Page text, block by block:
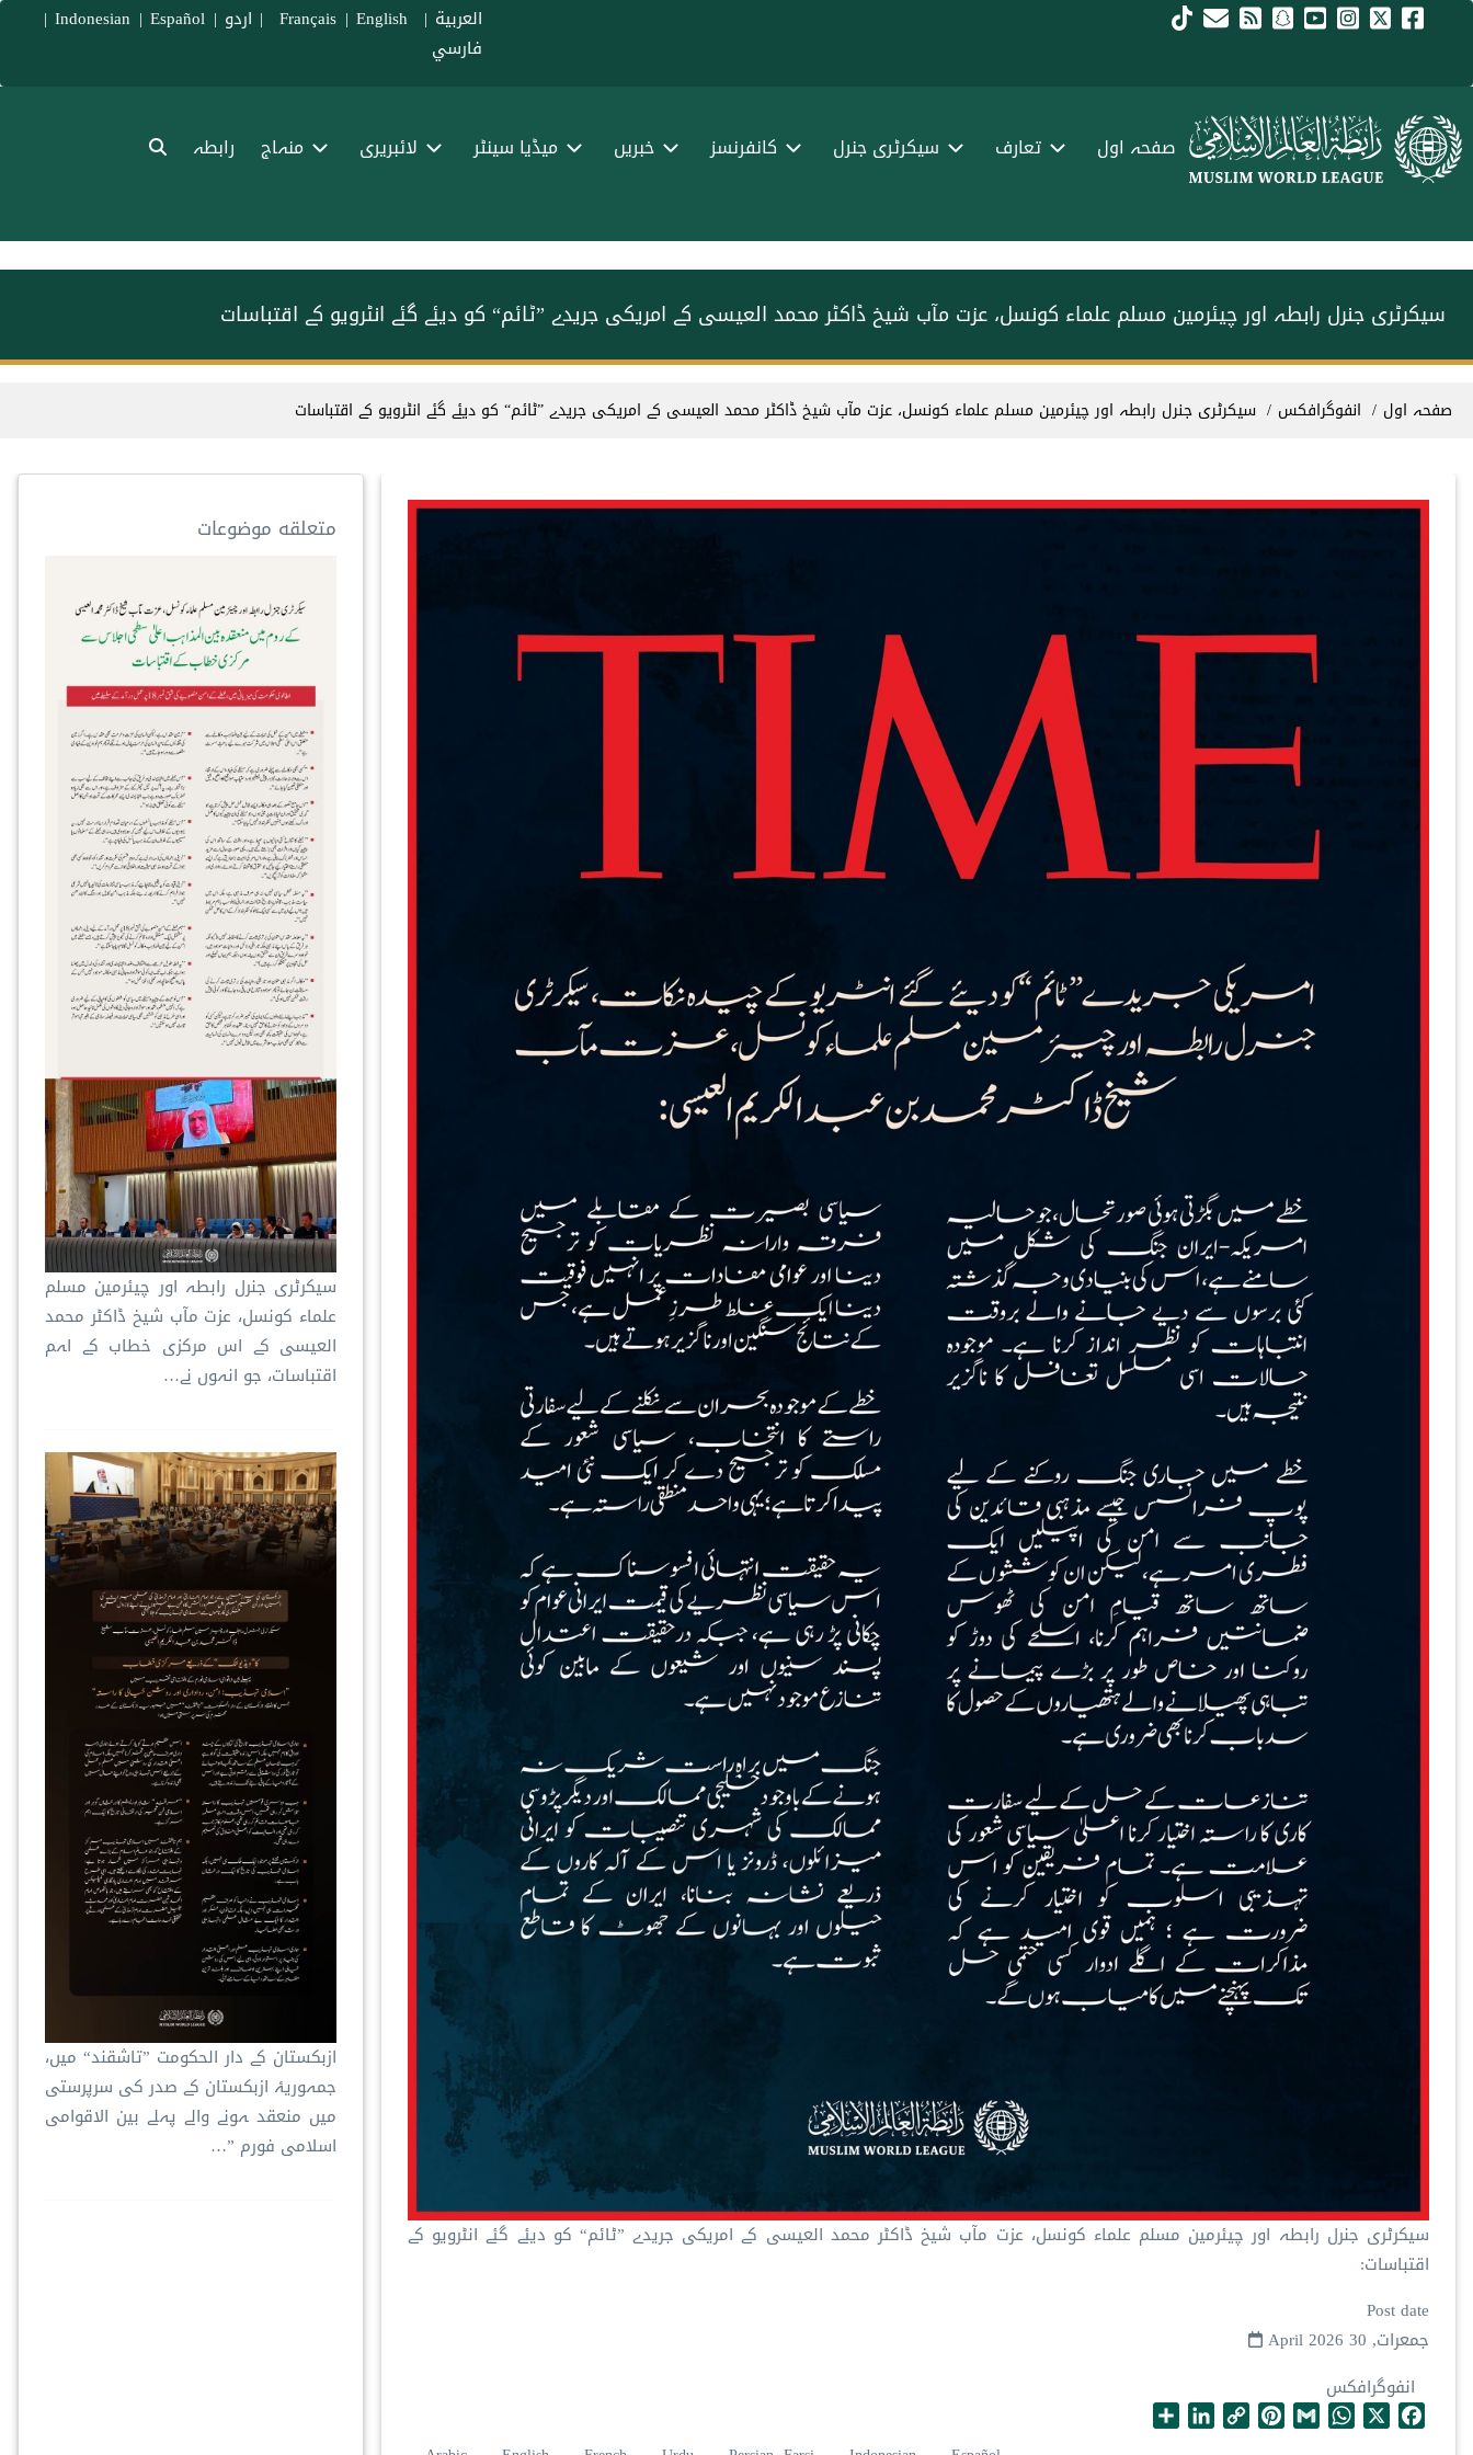
Skip to main content العربية |
Français
| English
| اردو |
Indonesian |Español
|
فارسي
menu urdu صفحہ اول تعارف سیکرٹری جنرل کانفرنسز خبریں میڈیا سینٹر لائبریری منہاج رابطہ
سیکرٹری جنرل رابطہ اور چیئرمین مسلم علماء کونسل، عزت مآب شیخ ڈاکٹر محمد العیسی کے امریکی جریدے ”ٹائم“ کو دیئے گئے انٹرویو کے اقتباسات
Breadcrumb
صفحہ اول انفوگرافکس سیکرٹری جنرل رابطہ اور چیئرمین مسلم علماء کونسل، عزت مآب شیخ ڈاکٹر محمد العیسی کے امریکی جریدے ”ٹائم“ کو دیئے گئے انٹرویو کے اقتباسات
سیکرٹری جنرل رابطہ اور چیئرمین مسلم علماء کونسل، عزت مآب شیخ ڈاکٹر محمد العیسی کے امریکی جریدے ”ٹائم“ کو دیئے گئے انٹرویو کے
اقتباسات:
Post date
جمعرات, 30 April 2026
انفوگرافکس
F
X
W
G
P
C
L
متعلقه موضوعات
سیکرٹری جنرل رابطہ اور چیئرمین مسلم
علماء کونسل، عزت مآب شیخ ڈاکٹر محمد
العیسی کے اس مرکزی خطاب کے اہم
اقتباسات، جو انہوں نے…
ازبکستان کے دار الحکومت ”تاشقند“ میں،
جمہوریۂ ازبکستان کے صدر کی سرپرستی
میں منعقد ہونے والے پہلے بین الاقوامی
اسلامی فورم ”…